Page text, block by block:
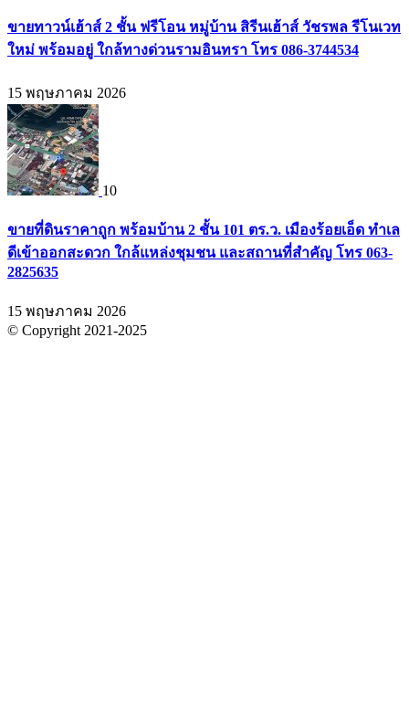
ขายทาวน์เฮ้าส์ 2 ชั้น ฟรีโอน หมู่บ้าน สิรีนเฮ้าส์ วัชรพล รีโนเวท
ใหม่ พร้อมอยู่ ใกล้ทางด่วนรามอินทรา โทร 086-3744534
15 พฤษภาคม 2026
10
ขายที่ดินราคาถูก พร้อมบ้าน 2 ชั้น 101 ตร.ว. เมืองร้อยเอ็ด ทำเล
ดีเข้าออกสะดวก ใกล้แหล่งชุมชน และสถานที่สำคัญ โทร 063-
2825635
15 พฤษภาคม 2026
© Copyright 2021-2025